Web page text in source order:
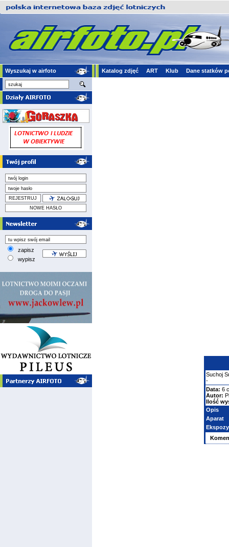
Wyszukaj w airfoto Katalog zdjęć ART Klub Dane statków
zapisz
wypisz
Suchoj
-
Data: 6
Autor:
Ilość
Opis
Aparat